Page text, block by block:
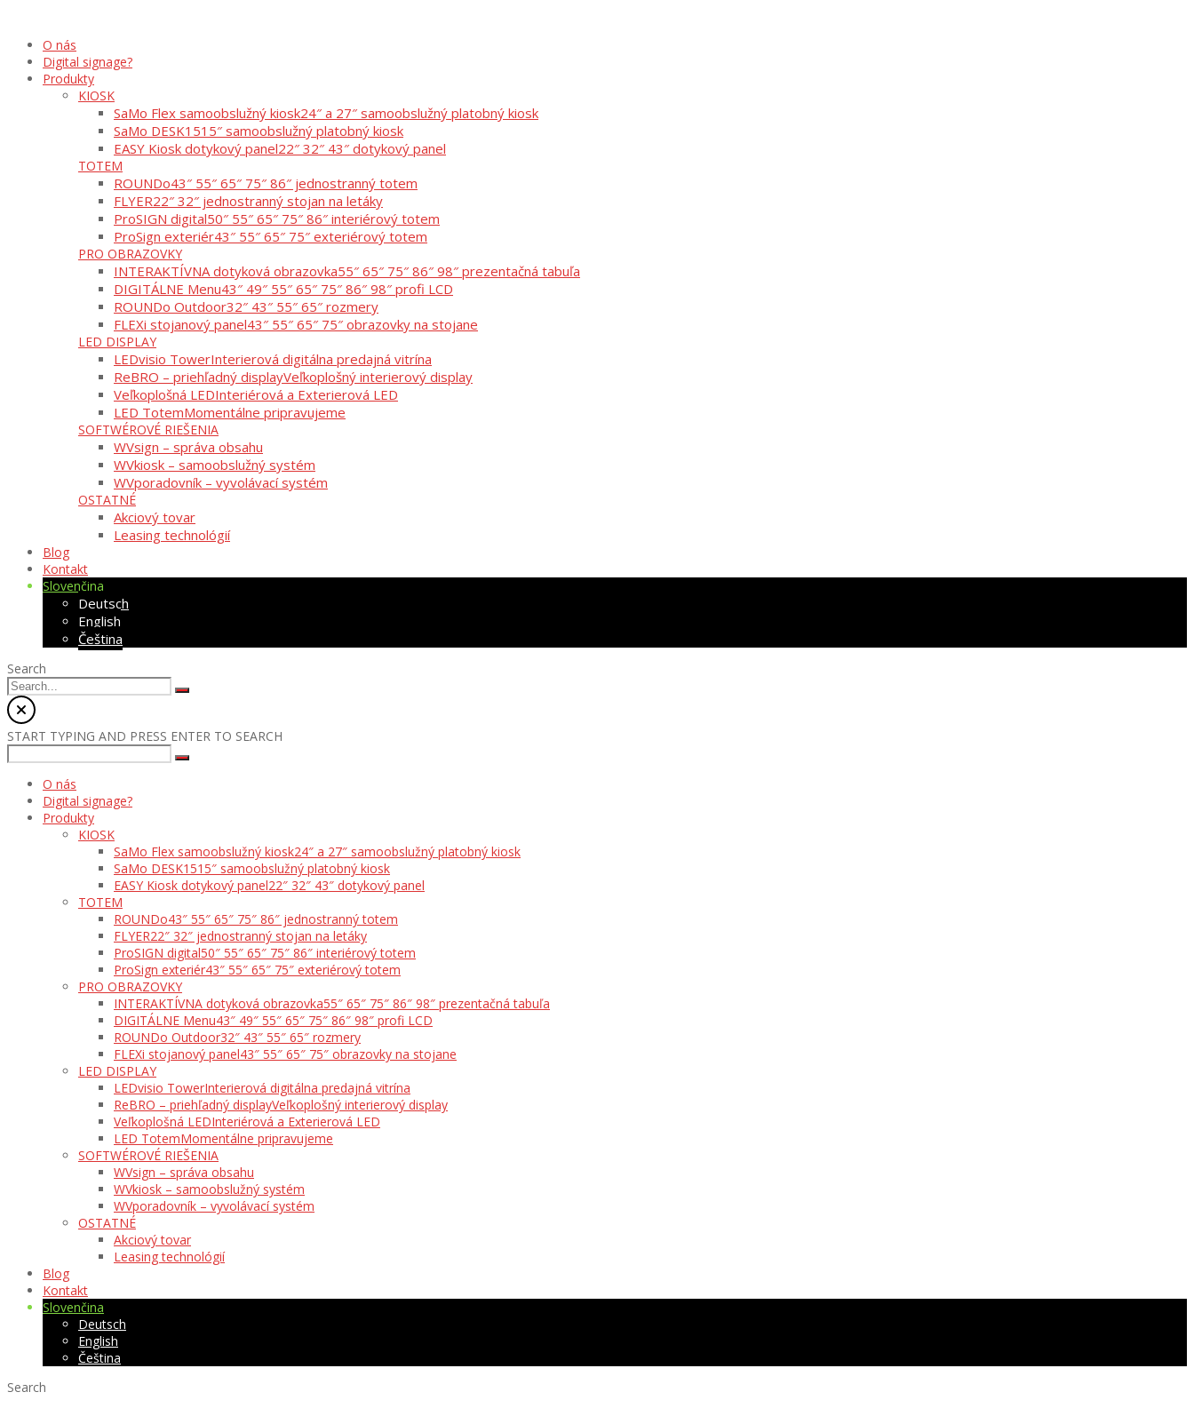
O nás
Digital signage?
Produkty
KIOSK
SaMo Flex samoobslužný kiosk24″ a 27″ samoobslužný platobný kiosk
SaMo DESK1515″ samoobslužný platobný kiosk
EASY Kiosk dotykový panel22″ 32″ 43″ dotykový panel
TOTEM
ROUNDo43″ 55″ 65″ 75″ 86″ jednostranný totem
FLYER22″ 32″ jednostranný stojan na letáky
ProSIGN digital50″ 55″ 65″ 75″ 86″ interiérový totem
ProSign exteriér43″ 55″ 65″ 75″ exteriérový totem
PRO OBRAZOVKY
INTERAKTÍVNA dotyková obrazovka55″ 65″ 75″ 86″ 98″ prezentačná tabuľa
DIGITÁLNE Menu43″ 49″ 55″ 65″ 75″ 86″ 98″ profi LCD
ROUNDo Outdoor32″ 43″ 55″ 65″ rozmery
FLEXi stojanový panel43″ 55″ 65″ 75″ obrazovky na stojane
LED DISPLAY
LEDvisio TowerInterierová digitálna predajná vitrína
ReBRO – priehľadný displayVeľkoplošný interierový display
Veľkoplošná LEDInteriérová a Exterierová LED
LED TotemMomentálne pripravujeme
SOFTWÉROVÉ RIEŠENIA
WVsign – správa obsahu
WVkiosk – samoobslužný systém
WVporadovník – vyvolávací systém
OSTATNÉ
Akciový tovar
Leasing technológií
Blog
Kontakt
Slovenčina
Deutsch
English
Čeština
Search
START TYPING AND PRESS ENTER TO SEARCH
O nás
Digital signage?
Produkty
KIOSK
SaMo Flex samoobslužný kiosk24″ a 27″ samoobslužný platobný kiosk
SaMo DESK1515″ samoobslužný platobný kiosk
EASY Kiosk dotykový panel22″ 32″ 43″ dotykový panel
TOTEM
ROUNDo43″ 55″ 65″ 75″ 86″ jednostranný totem
FLYER22″ 32″ jednostranný stojan na letáky
ProSIGN digital50″ 55″ 65″ 75″ 86″ interiérový totem
ProSign exteriér43″ 55″ 65″ 75″ exteriérový totem
PRO OBRAZOVKY
INTERAKTÍVNA dotyková obrazovka55″ 65″ 75″ 86″ 98″ prezentačná tabuľa
DIGITÁLNE Menu43″ 49″ 55″ 65″ 75″ 86″ 98″ profi LCD
ROUNDo Outdoor32″ 43″ 55″ 65″ rozmery
FLEXi stojanový panel43″ 55″ 65″ 75″ obrazovky na stojane
LED DISPLAY
LEDvisio TowerInterierová digitálna predajná vitrína
ReBRO – priehľadný displayVeľkoplošný interierový display
Veľkoplošná LEDInteriérová a Exterierová LED
LED TotemMomentálne pripravujeme
SOFTWÉROVÉ RIEŠENIA
WVsign – správa obsahu
WVkiosk – samoobslužný systém
WVporadovník – vyvolávací systém
OSTATNÉ
Akciový tovar
Leasing technológií
Blog
Kontakt
Slovenčina
Deutsch
English
Čeština
Search